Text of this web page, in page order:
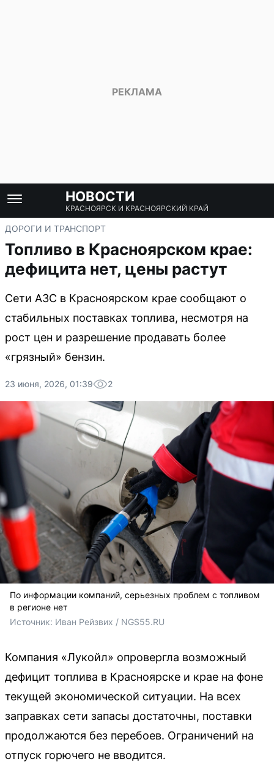
НОВОСТИ
КРАСНОЯРСК И КРАСНОЯРСКИЙ КРАЙ
ДОРОГИ И ТРАНСПОРТ
Топливо в Красноярском крае:
дефицита нет, цены растут
Сети АЗС в Красноярском крае сообщают о
стабильных поставках топлива, несмотря на
рост цен и разрешение продавать более
«грязный» бензин.
23 июня, 2026, 01:39 2
По информации компаний, серьезных проблем с топливом
в регионе нет
Источник: Иван Рейзвих / NGS55.RU
Компания «Лукойл» опровергла возможный
дефицит топлива в Красноярске и крае на фоне
текущей экономической ситуации. На всех
заправках сети запасы достаточны, поставки
продолжаются без перебоев. Ограничений на
отпуск горючего не вводится.